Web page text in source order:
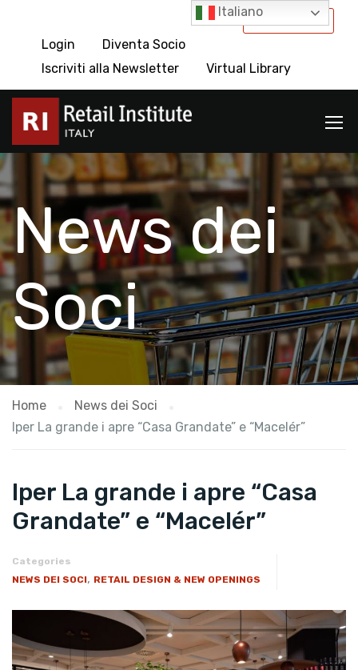
International
Login
Diventa Socio
Iscriviti alla Newsletter
Virtual Library
News dei
Soci
Home
News dei Soci
Iper La grande i apre “Casa Grandate” e “Macelér”
Iper La grande i apre “Casa
Grandate” e “Macelér”
Categories
NEWS DEI SOCI, RETAIL DESIGN & NEW OPENINGS
Italiano